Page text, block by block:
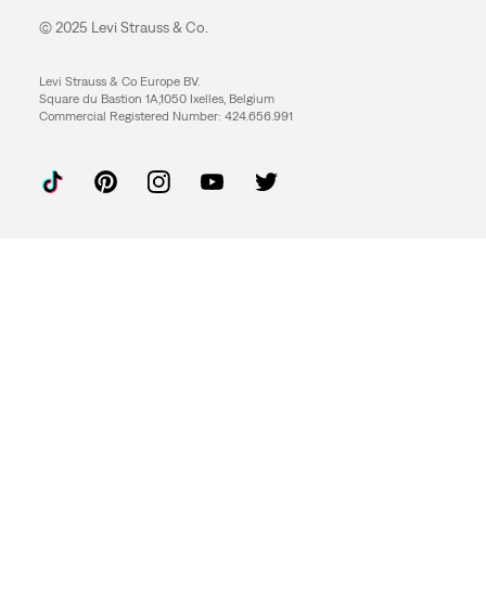
© 2025 Levi Strauss & Co.
Levi Strauss & Co Europe BV.
Square du Bastion 1A,1050 Ixelles, Belgium
Commercial Registered Number: 424.656.991